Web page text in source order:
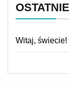
Witaj, świecie!